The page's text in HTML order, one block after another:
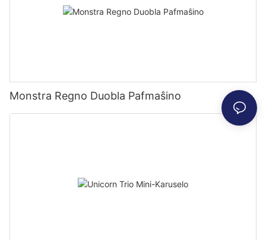
Monstra Regno Duobla Pafmaŝino